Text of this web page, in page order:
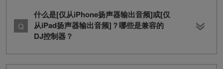
什么是[仅从iPhone扬声器输出音频]或[仅
从iPad扬声器输出音频]？哪些是兼容的
DJ控制器？